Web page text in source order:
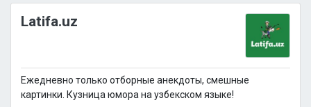
Latifa.uz
Ежедневно только отборные анекдоты, смешные
картинки. Кузница юмора на узбекском языке!